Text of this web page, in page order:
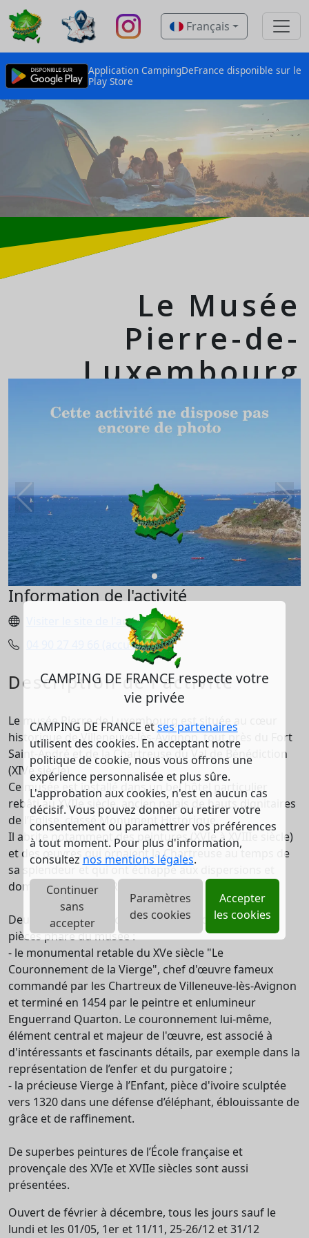
Français
Application CampingDeFrance disponible sur le
Play Store
CAMPING DE FRANCE respecte votre
vie privée
CAMPING DE FRANCE etses partenaires
utilisent des cookies. En acceptant notre
politique de cookie, nous vous offrons une
expérience personnalisée et plus sûre.
L'approbation aux cookies, n'est en aucun cas
décisif. Vous pouvez donner ou retirer votre
consentement ou paramettrer vos préférences
à tout moment. Pour plus d'information,
consultez nos mentions légales.
Continuer
sans
accepter
Paramètres
des cookies
Accepter
les cookies
Le Musée
Pierre-de-
Luxembourg
Information de l'activité
Visiter le site de l'activité
04 90 27 49 66 (accueil)
Description de l'activité
Le musée Pierre de Luxembourg est située au cœur
historique de Villeneuve-lès-Avignon, tout près du Fort
Saint-André et de la Chartreuse du Val de Bénédiction
(XIVe siècle).
Ce musée est installé dans un bel hôtel particulier
rebâti au XVIIe siècle, ancien palais de hauts dignitaires
de l’Église, classé Monument Historique.
Il abrite notamment des peintures (XVIe à XVIIIe siècle)
et des œuvres qui ornaient la Chartreuse au temps de
sa splendeur et qui ont échappé aux dispersions et
dommages liés à la Révolution.
Deux chefs-d’œuvre de l’Occident médiéval sont les
pièces phare du musée :
- le monumental retable du XVe siècle "Le
Couronnement de la Vierge", chef d'œuvre fameux
commandé par les Chartreux de Villeneuve-lès-Avignon
et terminé en 1454 par le peintre et enlumineur
Enguerrand Quarton. Le couronnement lui-même,
élément central et majeur de l'œuvre, est associé à
d'intéressants et fascinants détails, par exemple dans la
représentation de l’enfer et du purgatoire ;
- la précieuse Vierge à l’Enfant, pièce d'ivoire sculptée
vers 1320 dans une défense d’éléphant, éblouissante de
grâce et de raffinement.
De superbes peintures de l’École française et
provençale des XVIe et XVIIe siècles sont aussi
présentées.
Ouvert de février à décembre, tous les jours sauf le
lundi et les 01/05, 1er et 11/11, 25-26/12 et 31/12